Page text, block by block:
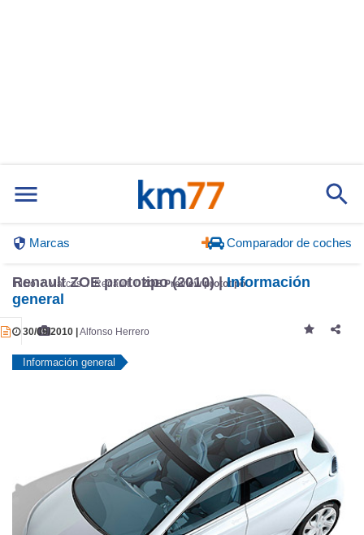
Marcas Comparador de coches
Inicio Marcas Renault ZOE Preview prototipo
Renault ZOE prototipo (2010) |Información
general
30/09/2010 | Alfonso Herrero
Información general